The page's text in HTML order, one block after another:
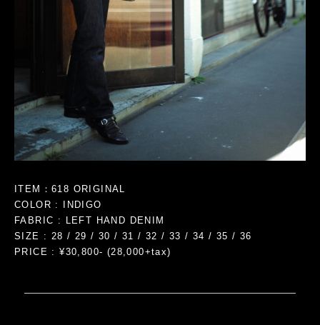
ITEM：618 ORIGINAL
COLOR : INDIGO
FABRIC : LEFT HAND DENIM
SIZE : 28 / 29 / 30 / 31 / 32 / 33 / 34 / 35 / 36
PRICE : ¥30,800- (28,000+tax)